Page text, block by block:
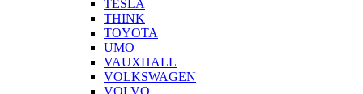
TESLA
THINK
TOYOTA
UMO
VAUXHALL
VOLKSWAGEN
VOLVO